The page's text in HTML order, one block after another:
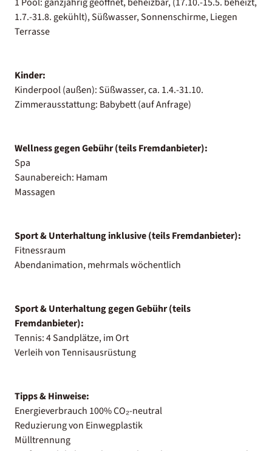
1.7.-31.8. gekühlt), Süßwasser, Sonnenschirme, Liegen
Terrasse
Kinder:
Kinderpool (außen): Süßwasser, ca. 1.4.-31.10.
Zimmerausstattung: Babybett (auf Anfrage)
Wellness gegen Gebühr (teils Fremdanbieter):
Spa
Saunabereich: Hamam
Massagen
Sport & Unterhaltung inklusive (teils Fremdanbieter):
Fitnessraum
Abendanimation, mehrmals wöchentlich
Sport & Unterhaltung gegen Gebühr (teils
Fremdanbieter):
Tennis: 4 Sandplätze, im Ort
Verleih von Tennisausrüstung
Tipps & Hinweise:
Energieverbrauch 100% CO₂-neutral
Reduzierung von Einwegplastik
Mülltrennung